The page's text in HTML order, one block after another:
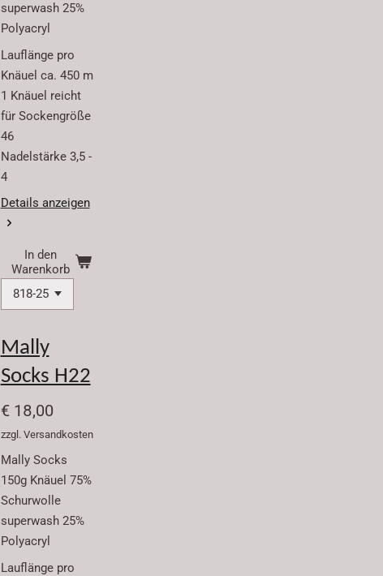
superwash 25%
Polyacryl
Lauflänge pro
Knäuel ca. 450 m
1 Knäuel reicht
für Sockengröße
46
Nadelstärke 3,5 -
4
Details anzeigen
In den
Warenkorb
Mally
Socks H22
€ 18,00
zzgl. Versandkosten
Mally Socks
150g Knäuel 75%
Schurwolle
superwash 25%
Polyacryl
Lauflänge pro